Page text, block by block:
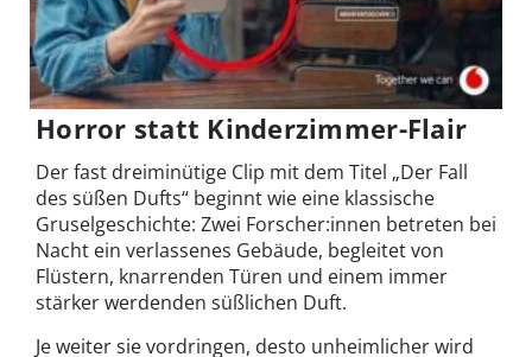
Horror statt Kinderzimmer-Flair
Der fast dreiminütige Clip mit dem Titel „Der Fall
des süßen Dufts“ beginnt wie eine klassische
Gruselgeschichte: Zwei Forscher:innen betreten bei
Nacht ein verlassenes Gebäude, begleitet von
Flüstern, knarrenden Türen und einem immer
stärker werdenden süßlichen Duft.
Je weiter sie vordringen, desto unheimlicher wird